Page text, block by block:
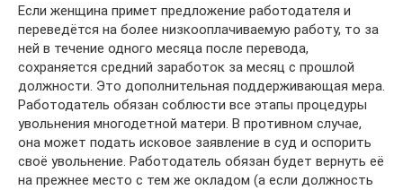
Если женщина примет предложение работодателя и
переведётся на более низкооплачиваемую работу, то за
ней в течение одного месяца после перевода,
сохраняется средний заработок за месяц с прошлой
должности. Это дополнительная поддерживающая мера.
Работодатель обязан соблюсти все этапы процедуры
увольнения многодетной матери. В противном случае,
она может подать исковое заявление в суд и оспорить
своё увольнение. Работодатель обязан будет вернуть её
на прежнее место с тем же окладом (а если должность